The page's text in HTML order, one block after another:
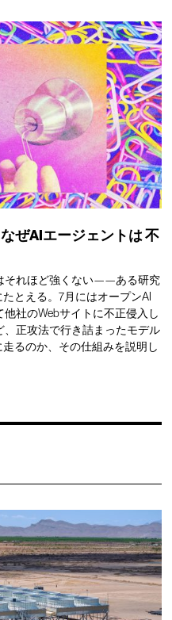
なぜAIエージェントは不
それほど強くない——ある研究
とえる。7月にはオープンAI
社のWebサイトに不正侵入し
正攻法で行き詰まったモデル
るのか、その仕組みを説明し